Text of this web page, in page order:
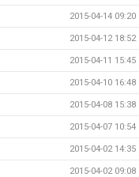
2015-04-14 09:20
2015-04-12 18:52
2015-04-11 15:45
2015-04-10 16:48
2015-04-08 15:38
2015-04-07 10:54
2015-04-02 14:35
2015-04-02 09:08